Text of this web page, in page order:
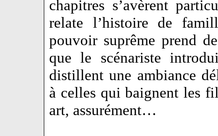
chapitres s’avèrent
relate l’histoire de
pouvoir suprême prend
que le scénariste
distillent une ambiance
à celles qui baignent les
art, assurément…